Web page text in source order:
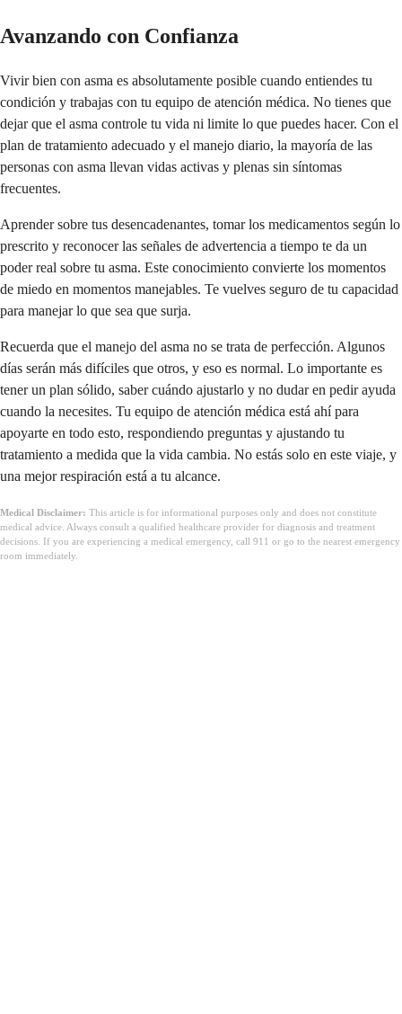
Avanzando con Confianza
Vivir bien con asma es absolutamente posible cuando entiendes tu
condición y trabajas con tu equipo de atención médica. No tienes que
dejar que el asma controle tu vida ni limite lo que puedes hacer. Con el
plan de tratamiento adecuado y el manejo diario, la mayoría de las
personas con asma llevan vidas activas y plenas sin síntomas
frecuentes.
Aprender sobre tus desencadenantes, tomar los medicamentos según lo
prescrito y reconocer las señales de advertencia a tiempo te da un
poder real sobre tu asma. Este conocimiento convierte los momentos
de miedo en momentos manejables. Te vuelves seguro de tu capacidad
para manejar lo que sea que surja.
Recuerda que el manejo del asma no se trata de perfección. Algunos
días serán más difíciles que otros, y eso es normal. Lo importante es
tener un plan sólido, saber cuándo ajustarlo y no dudar en pedir ayuda
cuando la necesites. Tu equipo de atención médica está ahí para
apoyarte en todo esto, respondiendo preguntas y ajustando tu
tratamiento a medida que la vida cambia. No estás solo en este viaje, y
una mejor respiración está a tu alcance.
Medical Disclaimer: This article is for informational purposes only and does not constitute
medical advice. Always consult a qualified healthcare provider for diagnosis and treatment
decisions. If you are experiencing a medical emergency, call 911 or go to the nearest emergency
room immediately.